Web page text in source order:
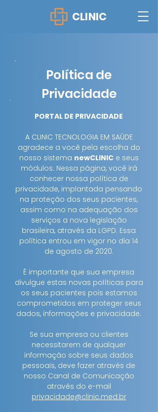
CLINIC
PORTAL DE PRIVACIDADE
A CLINIC TECNOLOGIA EM SAÚDE
agradece a você pela escolha do
nosso sistema newCLINICe seus
módulos. Nessa página, você irá
conhecer nossa política de
privacidade, implantada pensando
na proteção dos seus pacientes,
assim como na adequação dos
serviços a nova legislação
brasileira, através da LGPD. Essa
política entrou em vigor no dia 14
de agosto de 2020.
É importante que sua empresa
divulgue estas novas políticas para
os seus pacientes pois estamos
comprometidos em proteger seus
dados, informações e privacidade.
Se sua empresa ou clientes
necessitarem de qualquer
informação sobre seus dados
pessoais, deve fazer através de
nosso Canal de Comunicação
através do e-mail
privacidade@clinic.med.br
Política de
Privacidade